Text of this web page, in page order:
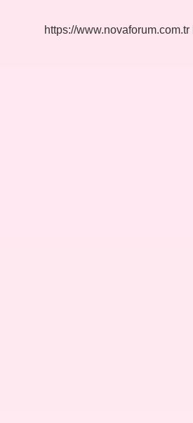
https://www.novaforum.com.tr